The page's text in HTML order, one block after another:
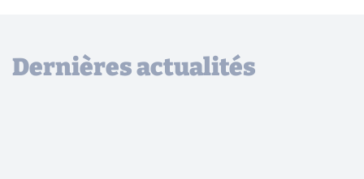
Dernières actualités